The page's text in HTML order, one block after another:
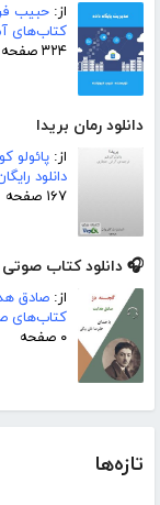
از: حبیب
کتاب‌های
۳۲۴ صفحه
دانلود رمان بریدا
از: پائولو
دانلود
۱۶۷ صفحه
🎧 دانلود کتاب
از: صادق
کتاب‌های
۰ صفحه
تازه‌ها